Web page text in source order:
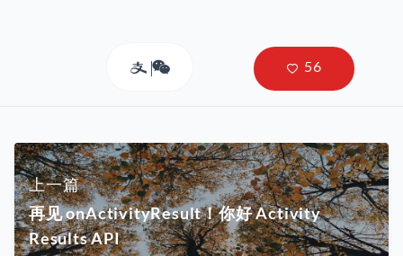
上一篇
再见 onActivityResult！你好 Activity
Results API